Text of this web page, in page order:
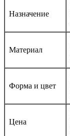
Назначение
Материал
Форма и цвет
Цена